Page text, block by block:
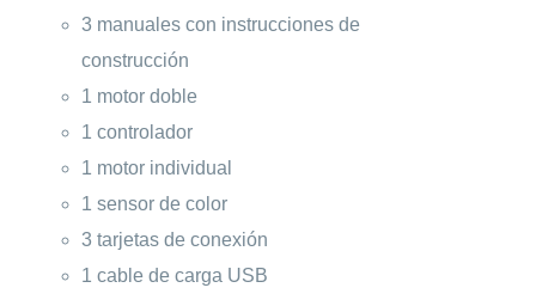
3 manuales con instrucciones de
construcción
1 motor doble
1 controlador
1 motor individual
1 sensor de color
3 tarjetas de conexión
1 cable de carga USB